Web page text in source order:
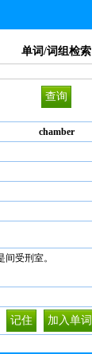
单词/词组检索
chamber
间受刑室。